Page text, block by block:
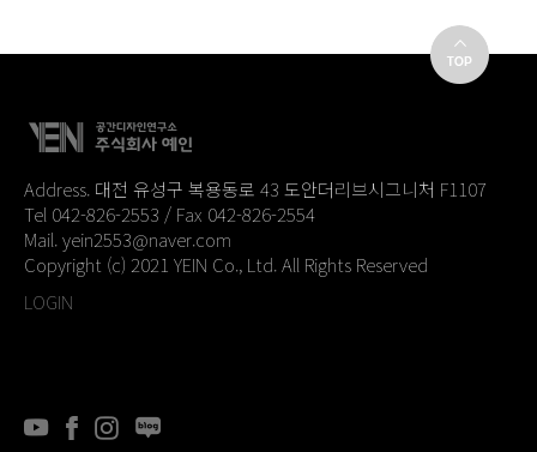
Address. 대전 유성구 복용동로 43 도안더리브시그니처 F1107
Tel 042-826-2553 / Fax 042-826-2554
Mail. yein2553@naver.com
Copyright (c) 2021 YEIN Co., Ltd. All Rights Reserved
LOGIN